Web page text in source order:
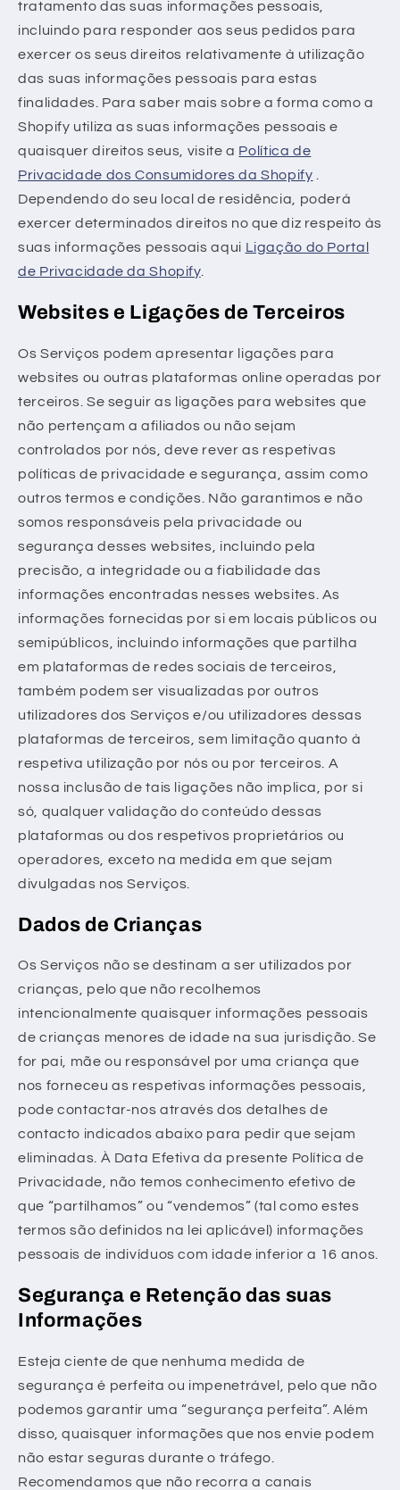
tratamento das suas informações pessoais,
incluindo para responder aos seus pedidos para
exercer os seus direitos relativamente à utilização
das suas informações pessoais para estas
finalidades. Para saber mais sobre a forma como a
Shopify utiliza as suas informações pessoais e
quaisquer direitos seus, visite a Política de
Privacidade dos Consumidores da Shopify
Dependendo do seu local de residência, poderá
exercer determinados direitos no que diz respeito às
suas informações pessoais aqui Ligação do Portal
de Privacidade da Shopify.
Websites e Ligações de Terceiros
Os Serviços podem apresentar ligações para
websites ou outras plataformas online operadas por
terceiros. Se seguir as ligações para websites que
não pertençam a afiliados ou não sejam
controlados por nós, deve rever as respetivas
políticas de privacidade e segurança, assim como
outros termos e condições. Não garantimos e não
somos responsáveis pela privacidade ou
segurança desses websites, incluindo pela
precisão, a integridade ou a fiabilidade das
informações encontradas nesses websites. As
informações fornecidas por si em locais públicos ou
semipúblicos, incluindo informações que partilha
em plataformas de redes sociais de terceiros,
também podem ser visualizadas por outros
utilizadores dos Serviços e/ou utilizadores dessas
plataformas de terceiros, sem limitação quanto à
respetiva utilização por nós ou por terceiros. A
nossa inclusão de tais ligações não implica, por si
só, qualquer validação do conteúdo dessas
plataformas ou dos respetivos proprietários ou
operadores, exceto na medida em que sejam
divulgadas nos Serviços.
Dados de Crianças
Os Serviços não se destinam a ser utilizados por
crianças, pelo que não recolhemos
intencionalmente quaisquer informações pessoais
de crianças menores de idade na sua jurisdição. Se
for pai, mãe ou responsável por uma criança que
nos forneceu as respetivas informações pessoais,
pode contactar-nos através dos detalhes de
contacto indicados abaixo para pedir que sejam
eliminadas. À Data Efetiva da presente Política de
Privacidade, não temos conhecimento efetivo de
que “partilhamos” ou “vendemos” (tal como estes
termos são definidos na lei aplicável) informações
pessoais de indivíduos com idade inferior a 16 anos.
Segurança e Retenção das suas
Informações
Esteja ciente de que nenhuma medida de
segurança é perfeita ou impenetrável, pelo que não
podemos garantir uma “segurança perfeita”. Além
disso, quaisquer informações que nos envie podem
não estar seguras durante o tráfego.
Recomendamos que não recorra a canais